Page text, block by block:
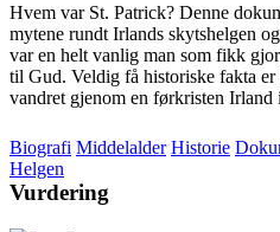
Hvem var St. Patrick? Denne
mytene rundt Irlands skytshelgen
var en helt vanlig man som fikk
til Gud. Veldig få historiske fakta er
vandret gjenom en førkristen Irland
Biografi Middelalder Historie
Helgen
Vurdering